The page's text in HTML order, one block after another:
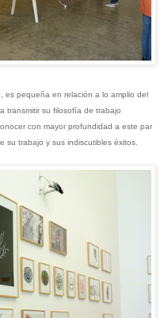
es pequeña en relación a lo amplio del
transmitir su filosofía de trabajo
con mayor profundidad a este par
su trabajo y sus indiscutibles éxitos.